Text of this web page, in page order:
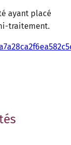
ayant placé
traitement.